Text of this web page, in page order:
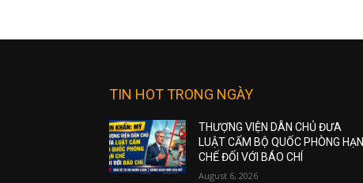
TIN HOT TRONG NGÀY
THƯỢNG VIỆN DÂN CHỦ ĐƯA
LUẬT CẤM BỘ QUỐC PHÒNG HẠN
CHẾ ĐỐI VỚI BÁO CHÍ
August 6, 2026